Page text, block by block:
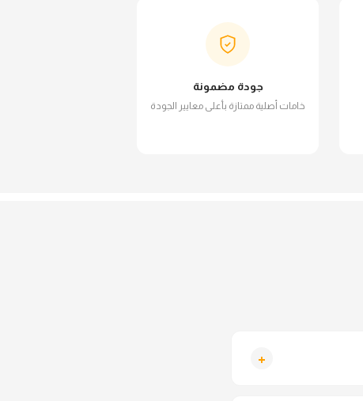
جودة مضمونة
خامات أصلية ممتازة بأعلى معايير الجودة
+